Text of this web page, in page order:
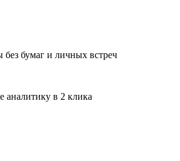
бумаг и личных встреч
аналитику в 2 клика